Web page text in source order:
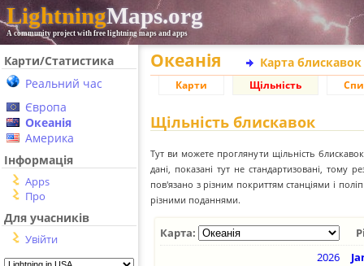
LightningMaps.org
A community project with free lightning maps and apps
Карти/Статистика
Реальний час
Європа
Океанія
Америка
Інформація
Apps
Про
Для учасників
Увійти
Океанія Карта
Карти Щільність
Щільність блискавок
Тут ви можете проглянути щільність
дані, показані тут не стандартизовані, тому
пов'язано з різним покриттям станціями і
різними поданнями.
Карта:
2026